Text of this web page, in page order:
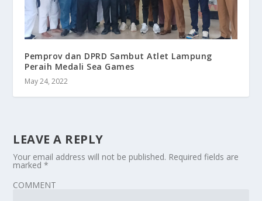
Pemprov dan DPRD Sambut Atlet Lampung
Peraih Medali Sea Games
May 24, 2022
LEAVE A REPLY
Your email address will not be published. Required fields are
marked*
COMMENT